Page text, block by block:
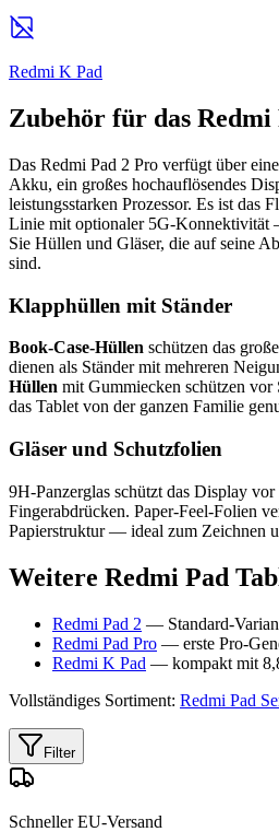
Redmi K Pad
Zubehör für das Redmi
Das Redmi Pad 2 Pro verfügt über
Akku, ein großes hochauflösendes
leistungsstarken Prozessor. Es ist das
Linie mit optionaler 5G-Konnektivität
Sie Hüllen und Gläser, die auf seine
sind.
Klapphüllen mit Ständer
Book-Case-Hüllen schützen das
dienen als Ständer mit mehreren
Hüllen mit Gummiecken schützen
das Tablet von der ganzen Familie
Gläser und Schutzfolien
9H-Panzerglas schützt das Display
Fingerabdrücken. Paper-Feel-Folien
Papierstruktur — ideal zum Zeichnen
Weitere Redmi Pad
Redmi Pad 2 — Standard-
Redmi Pad Pro — erste Pro-
Redmi K Pad — kompakt mit
Vollständiges Sortiment: Redmi Pad
Filter
Schneller EU-Versand